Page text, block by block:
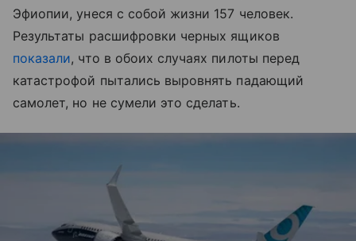
Эфиопии, унеся с собой жизни 157 человек.
Результаты расшифровки черных ящиков
показали, что в обоих случаях пилоты перед
катастрофой пытались выровнять падающий
самолет, но не сумели это сделать.